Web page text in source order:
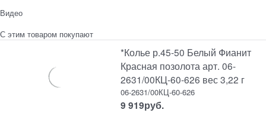
Видео
С этим товаром покупают
*Колье р.45-50 Белый Фианит
Красная позолота арт. 06-
2631/00КЦ-60-626 вес 3,22 г
06-2631/00КЦ-60-626
9 919руб.